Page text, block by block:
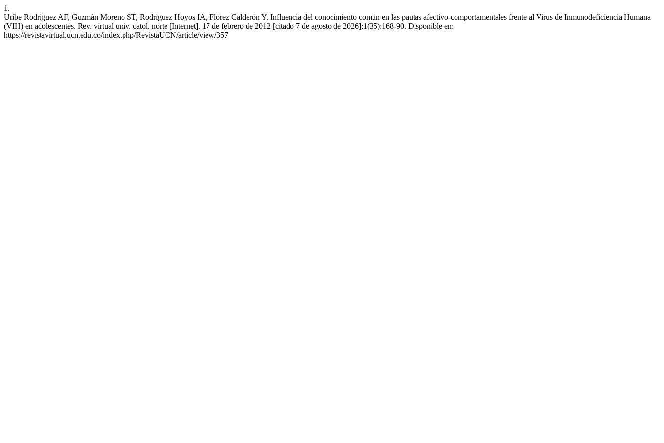
1.
Uribe Rodríguez AF, Guzmán Moreno ST, Rodríguez Hoyos IA, Flórez Calderón Y. Influencia del conocimiento común en las pautas afectivo-comportamentales frente al Virus de Inmunodeficiencia Humana
(VIH) en adolescentes. Rev. virtual univ. catol. norte [Internet]. 17 de febrero de 2012 [citado 7 de agosto de 2026];1(35):168-90. Disponible en:
https://revistavirtual.ucn.edu.co/index.php/RevistaUCN/article/view/357